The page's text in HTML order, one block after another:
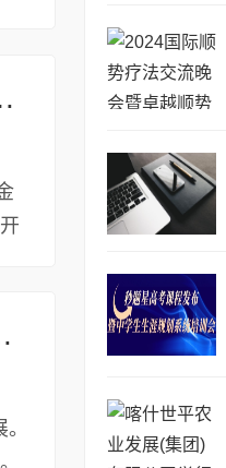
裕工作委员会
牌走向世界